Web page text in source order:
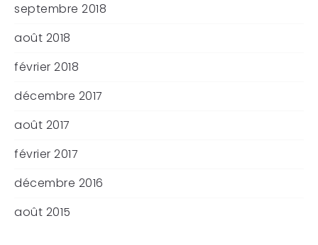
septembre 2018
août 2018
février 2018
décembre 2017
août 2017
février 2017
décembre 2016
août 2015